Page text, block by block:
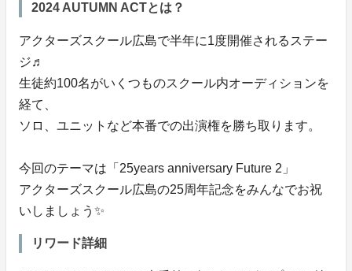
2024 AUTUMN ACTとは？
アクターズスクール広島で半年に1度開催されるステー
ジ♬
生徒約100名がいくつものスクール内オーディションを
経て、
ソロ、ユニットなど本番での出演権を勝ち取ります。
今回のテーマは「25years anniversary Future 2」
アクターズスクール広島の25周年記念をみんなでお祝
いしましょう✨
リワード詳細